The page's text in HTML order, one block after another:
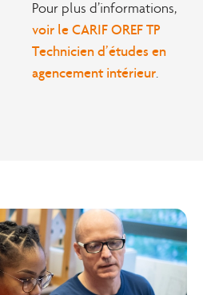
Pour plus d’informations,
voir le CARIF OREF TP
Technicien d’études en
agencement intérieur.